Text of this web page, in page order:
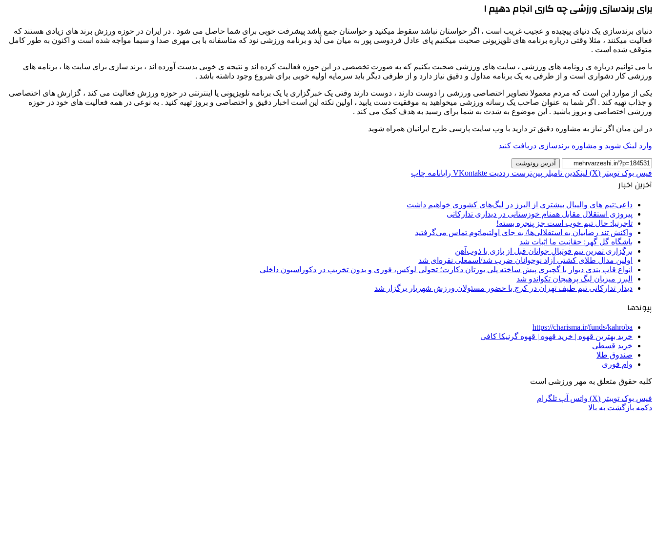
برای برندسازی ورزشی چه کاری انجام دهیم !
دنیای برندسازی یک دنیای پیچیده و عجیب غریب است ، اگر حواستان نباشد سقوط میکنید و حواستان جمع باشد پیشرفت خوبی برای شما حاصل می شود . در ایران در حوزه ورزش برند های زیادی هستند که
فعالیت میکنند ، مثلا وقتی درباره برنامه های تلویزیونی صحبت میکنیم پای عادل فردوسی پور به میان می آید و برنامه ورزشی نود که متاسفانه با بی مهری صدا و سیما مواجه شده است و اکنون به طور کامل
متوقف شده است .
یا می توانیم درباره ی رونامه های ورزشی ، سایت های ورزشی صحبت بکنیم که به صورت تخصصی در این حوزه فعالیت کرده اند و نتیجه ی خوبی بدست آورده اند ، برند سازی برای سایت ها ، برنامه های
ورزشی کار دشواری است و از طرفی به یک برنامه مداول و دقیق نیاز دارد و از طرفی دیگر باید سرمایه اولیه خوبی برای شروع وجود داشته باشد .
یکی از موارد این است که مردم معمولا تصاویر اختصاصی ورزشی را دوست دارند ، دوست دارند وقتی یک خبرگزاری یا یک برنامه تلویزیونی یا اینترنتی در حوزه ورزش فعالیت می کند ، گزارش های اختصاصی
و جذاب تهیه کند . اگر شما به عنوان صاحب یک رسانه ورزشی میخواهید به موفقیت دست یابید ، اولین نکته این است اخبار دقیق و اختصاصی و بروز تهیه کنید . به نوعی در همه فعالیت های خود در حوزه
ورزشی اختصاصی و بروز باشید . این موضوع به شدت به شما برای رسید به هدف کمک می کند .
در این میان اگر نیاز به مشاوره دقیق تر دارید با وب سایت پارسی طرح ایرانیان همراه شوید
وارد لینک شوید و مشاوره برندسازی دریافت کنید
آدرس رونوشت
فیس بوک توییتر (X) لینکدین ‫تامبلر ‫پین‌ترست ‫رددیت ‫VKontakte رایانامه چاپ
آخرین اخبار
داعی:تیم های والیبال بیشتری از البرز در لیگ‌های کشوری خواهیم داشت
پیروزی استقلال مقابل همنام خوزستانی در دیداری تدارکاتی
تاجرنیا: حال تیم خوب است جز پنجره بسته!
واکنش تند رضاییان به استقلالی‌ها/ به جای اولتیماتوم تماس می‌گرفتید
باشگاه گل گهر: حقانیت ما اثبات شد
برگزاری تمرین تیم فوتبال جوانان قبل از بازی با ذوب‌آهن
اولین مدال طلای کشتی آزاد نوجوانان ضرب شد/اسمعلی نقره‌ای شد
انواع قاب بندی دیوار با گچبری پیش ساخته پلی یورتان دکارت؛ تحولی لوکس، فوری و بدون تخریب در دکوراسیون داخلی
البرز میزبان لیگ پرهیجان تکواندو شد
دیدار تدارکاتی تیم طیف تهران در کرج با حضور مسئولان ورزش شهریار برگزار شد
پیوندها
https://charisma.ir/funds/kahroba
خرید بهترین قهوه | خرید قهوه | قهوه گرنیکا کافی
خرید قسطی
صندوق طلا
وام فوری
کلیه حقوق متعلق به مهر ورزشی است
فیس بوک توییتر (X) واتس آپ تلگرام
دکمه بازگشت به بالا